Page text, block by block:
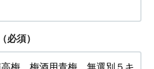
（必須）